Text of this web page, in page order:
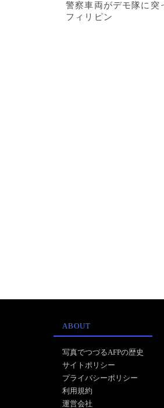
警察車両がデモ隊に突
フィリピン
ABOUT
写真でつづるAFPの歴史
サイトポリシー
プライバシーポリシー
利用規約
運営会社